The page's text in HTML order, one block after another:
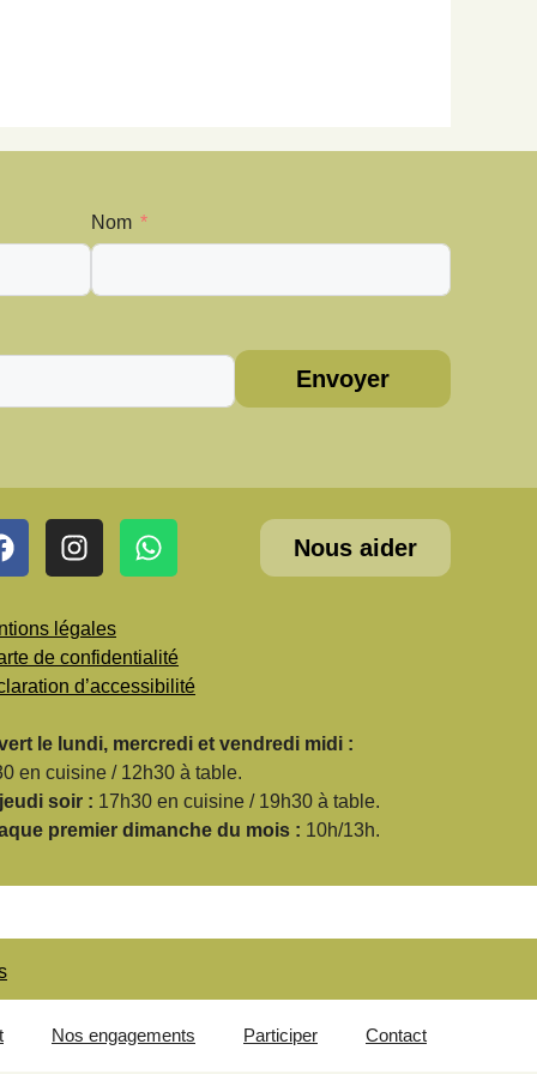
Nom
Envoyer
Nous aider
légales
de confidentialité
d’accessibilité
le lundi, mercredi et vendredi midi :
en cuisine / 12h30 à table.
soir : 17h30 en cuisine / 19h30 à table.
premier dimanche du mois : 10h/13h.
Nos engagements Participer Contact